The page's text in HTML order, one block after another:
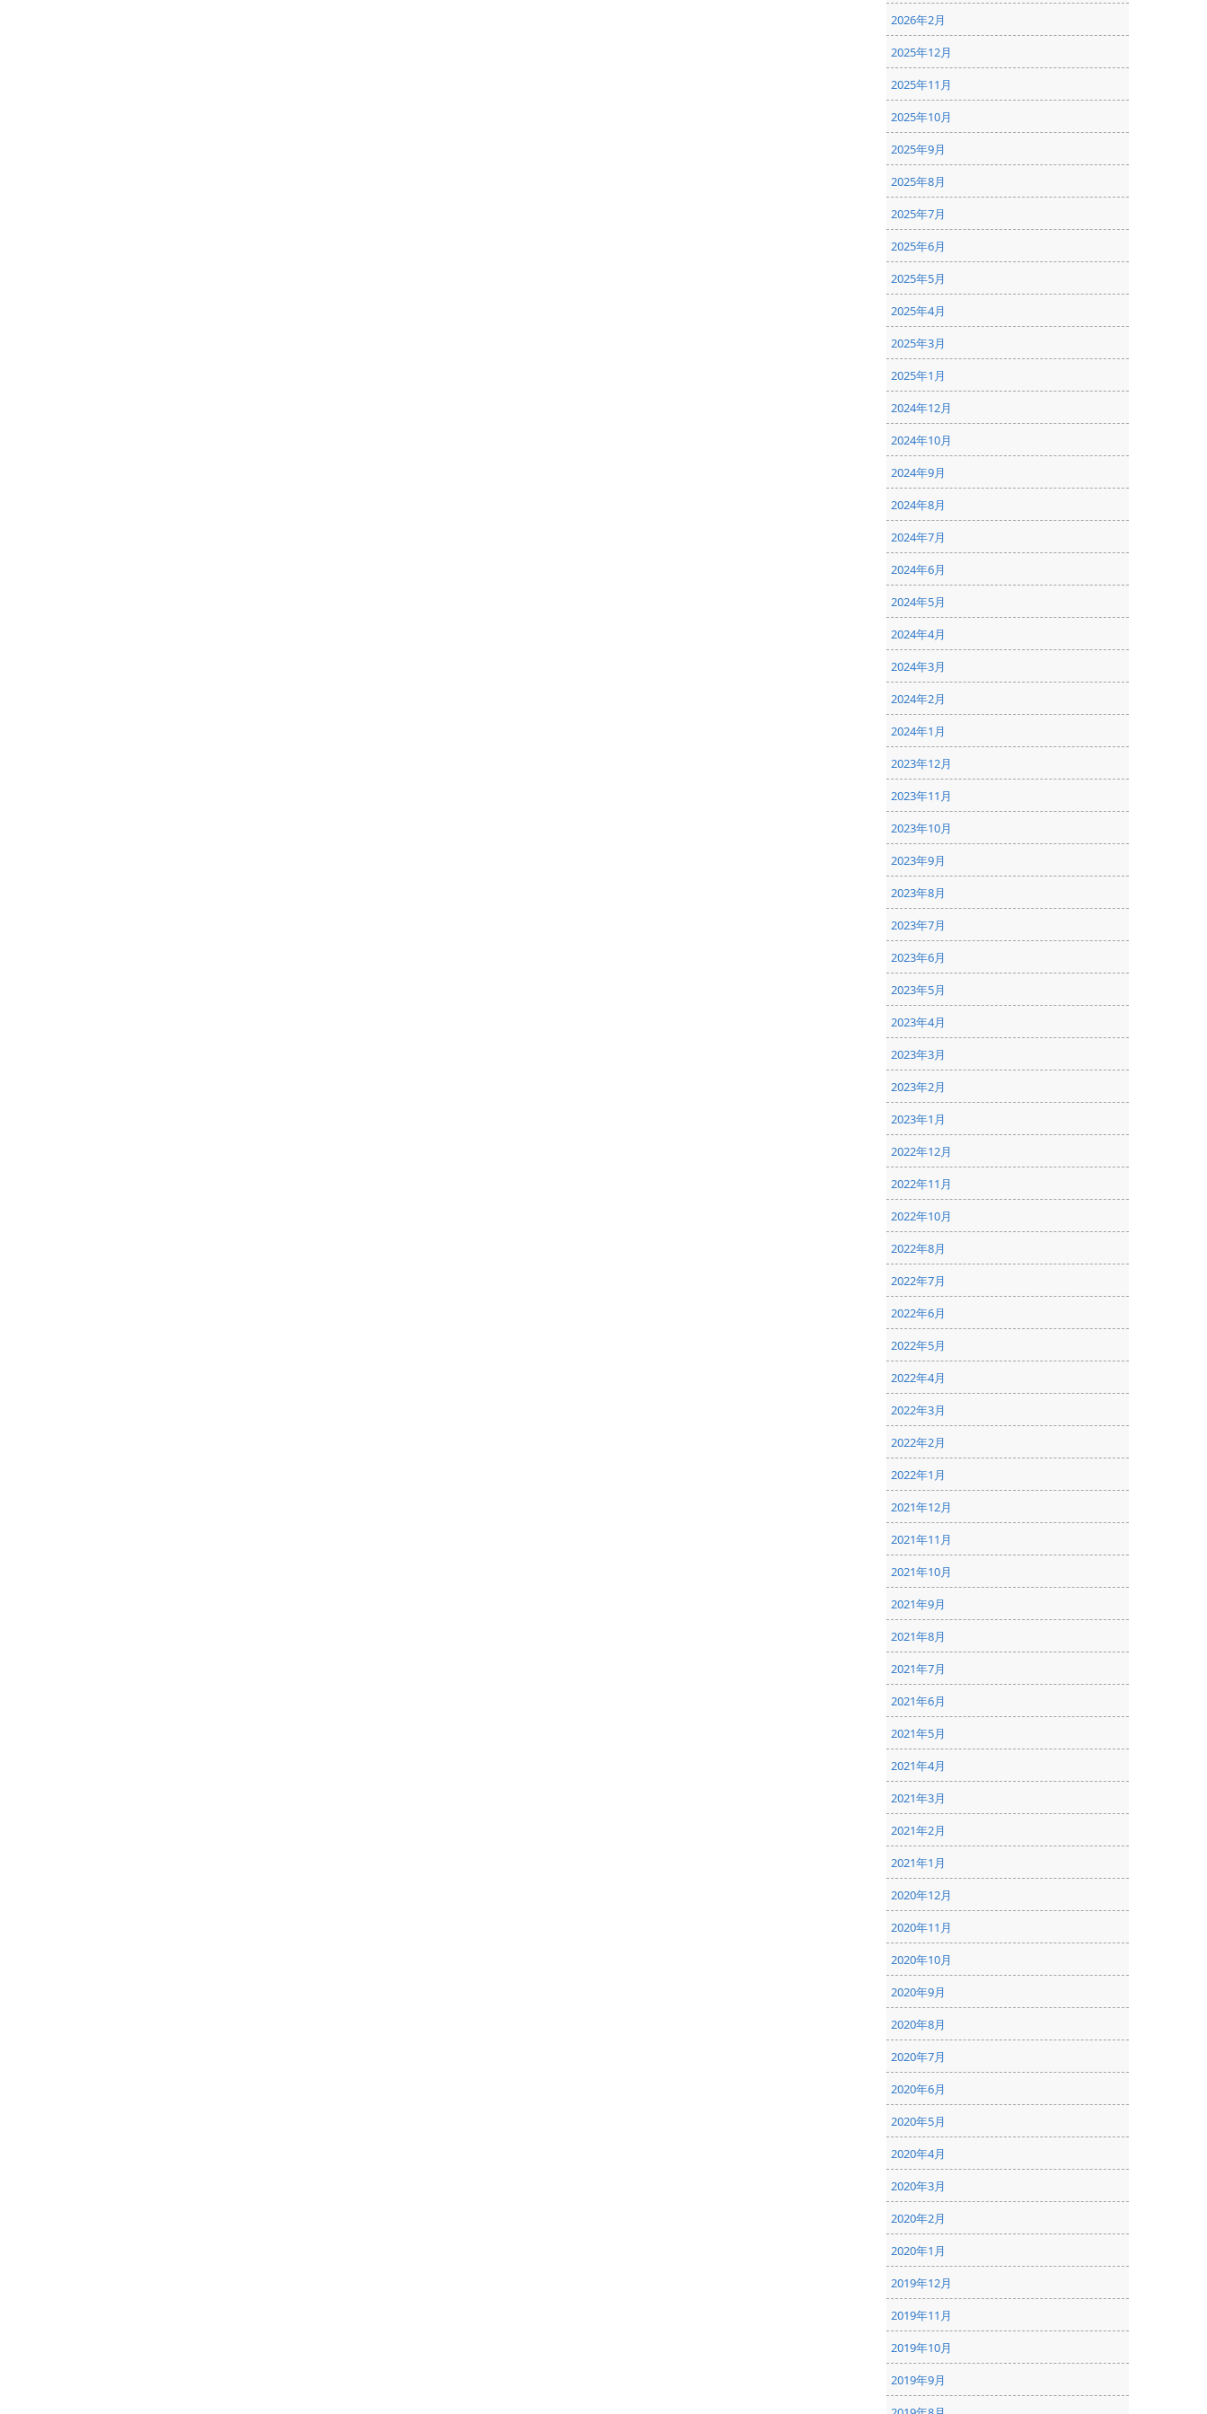
2026年2月
2025年12月
2025年11月
2025年10月
2025年9月
2025年8月
2025年7月
2025年6月
2025年5月
2025年4月
2025年3月
2025年1月
2024年12月
2024年10月
2024年9月
2024年8月
2024年7月
2024年6月
2024年5月
2024年4月
2024年3月
2024年2月
2024年1月
2023年12月
2023年11月
2023年10月
2023年9月
2023年8月
2023年7月
2023年6月
2023年5月
2023年4月
2023年3月
2023年2月
2023年1月
2022年12月
2022年11月
2022年10月
2022年8月
2022年7月
2022年6月
2022年5月
2022年4月
2022年3月
2022年2月
2022年1月
2021年12月
2021年11月
2021年10月
2021年9月
2021年8月
2021年7月
2021年6月
2021年5月
2021年4月
2021年3月
2021年2月
2021年1月
2020年12月
2020年11月
2020年10月
2020年9月
2020年8月
2020年7月
2020年6月
2020年5月
2020年4月
2020年3月
2020年2月
2020年1月
2019年12月
2019年11月
2019年10月
2019年9月